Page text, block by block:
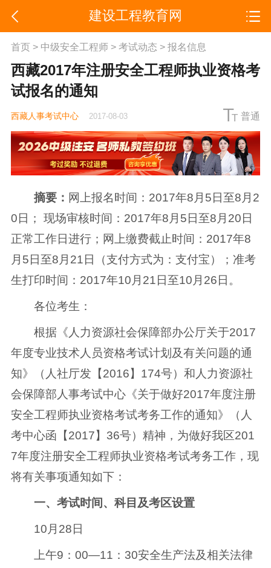
建设工程教育网
首页> 中级安全工程师> 考试动态 > 报名信息
西藏2017年注册安全工程师执业资格考
试报名的通知
西藏人事考试中心 2017-08-03 普通
摘要： 网上报名时间：2017年8月5日至8月2
0日； 现场审核时间：2017年8月5日至8月20日
正常工作日进行；网上缴费截止时间：2017年8
月5日至8月21日（支付方式为：支付宝）；准考
生打印时间：2017年10月21日至10月26日。
各位考生：
根据《人力资源社会保障部办公厅关于2017
年度专业技术人员资格考试计划及有关问题的通
知》（人社厅发【2016】174号）和人力资源社
会保障部人事考试中心《关于做好2017年度注册
安全工程师执业资格考试考务工作的通知》（人
考中心函【2017】36号）精神，为做好我区201
7年度注册安全工程师执业资格考试考务工作，现
将有关事项通知如下：
一、考试时间、科目及考区设置
10月28日
上午9：00—11：30安全生产法及相关法律